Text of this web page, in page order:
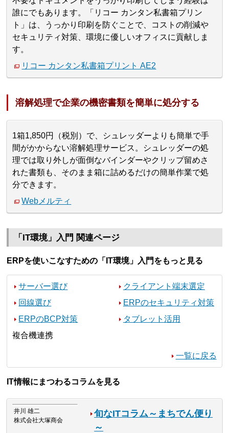
誰にでもあります。「リコー カンタン私書箱プリン
ト」は、うっかり印刷を防ぐことで、コストの削減や
セキュリティ対策、環境に優しいオフィスに貢献しま
す。
リコー カンタン私書箱プリント AE2
溶解処理で企業の機密書類を簡単に処分する
1箱1,850円（税別）で、シュレッダーよりも簡単で手
間がかからない溶解処理サービス。シュレッダーの処
理では取り外しが面倒なバインダーやクリップ留めさ
れた書類も、そのまま箱に詰めるだけの簡単作業で処
分できます。
Webメルティ
「IT環境」入門 関連ページ
ERPを使いこなすための「IT環境」入門をもっと見る
サーバー選び
クライアント端末選定
回線選び
ERPのセキュリティ対策
ERPのBCP対策
タブレット活用
複合機連携
一覧に戻る
IT情報にまつわるコラムを見る
旬なITコラム～まちでん便り
～
井川 雄二
株式会社大塚商会